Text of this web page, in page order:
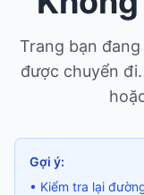
Trang bạn
được chuyển
Gợi ý:
• Kiểm tra lại